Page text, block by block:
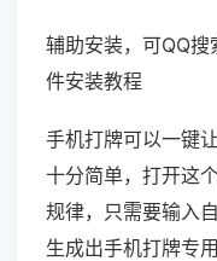
辅助安装，可QQ
件安装教程
手机打牌可以一键
十分简单，打开这
规律，只需要输入
生成出手机打牌专